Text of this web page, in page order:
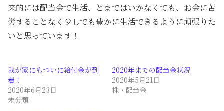
来的には配当金で生活、とまではいかなくても、お金に苦
労することなく少しでも豊かに生活できるように頑張りた
いと思っています！
我が家にもついに給付金が到
着！
2020年6月23日
未分類
2020年までの配当金状況
2020年5月21日
株・配当金